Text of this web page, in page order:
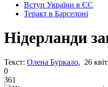
Вступ України в ЄС
Теракт в Барселоні
Нідерланди
Текст: Олена Буркало, 26
0
361